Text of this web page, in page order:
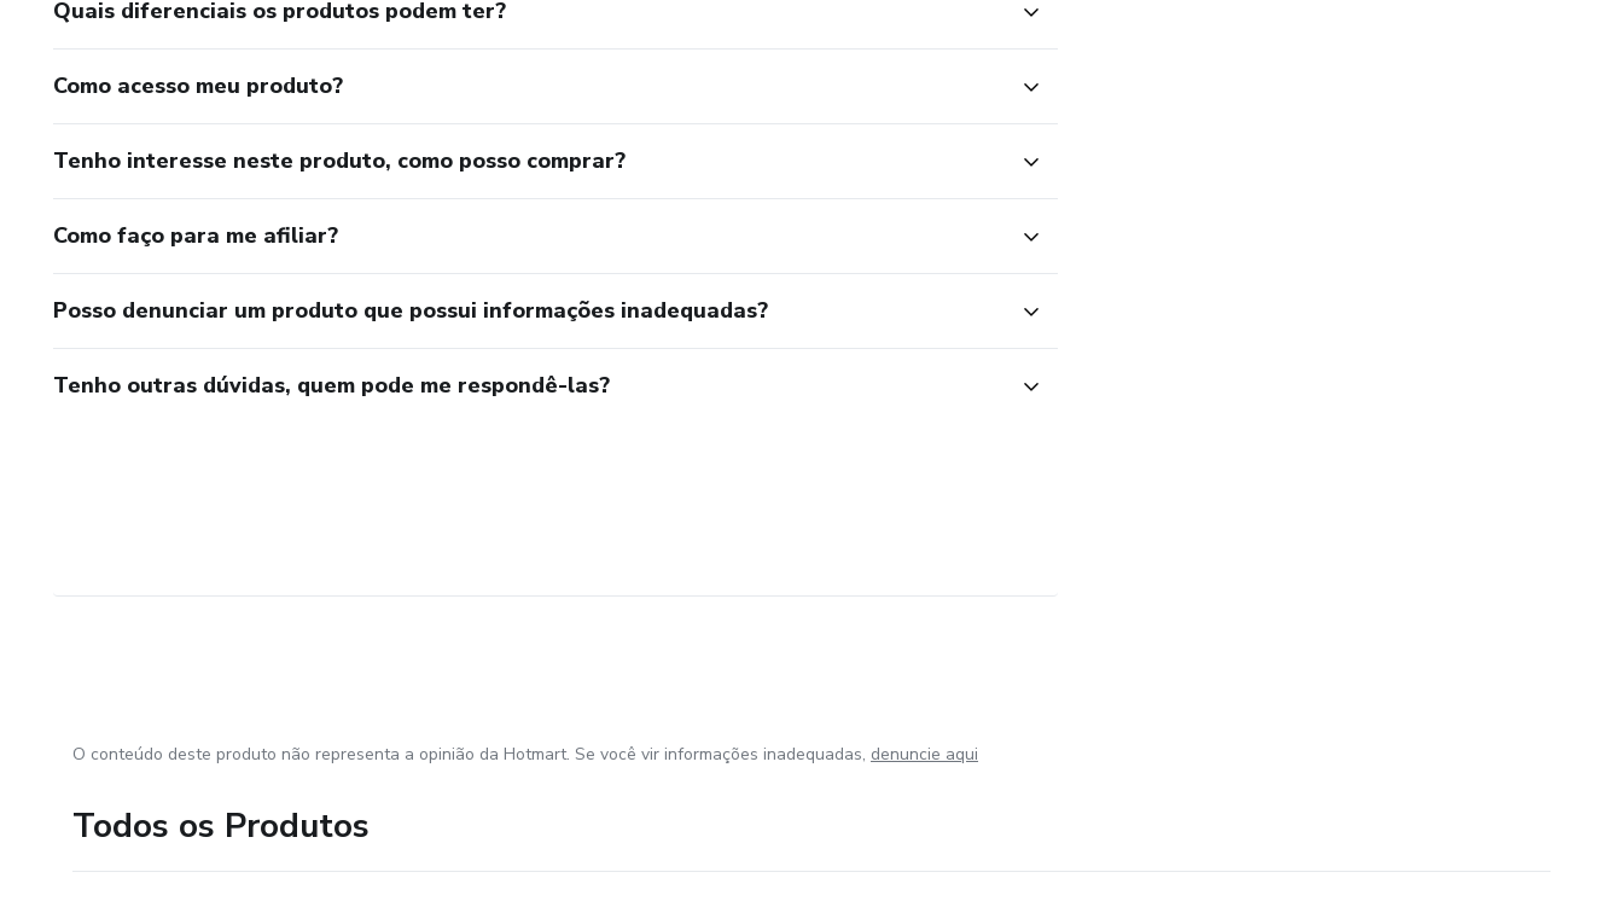
Quais diferenciais os produtos podem ter?
Como acesso meu produto?
Tenho interesse neste produto, como posso comprar?
Como faço para me afiliar?
Posso denunciar um produto que possui informações inadequadas?
Tenho outras dúvidas, quem pode me respondê-las?
O conteúdo deste produto não representa a opinião da Hotmart. Se você vir informações inadequadas, denuncie aqui
Todos os Produtos